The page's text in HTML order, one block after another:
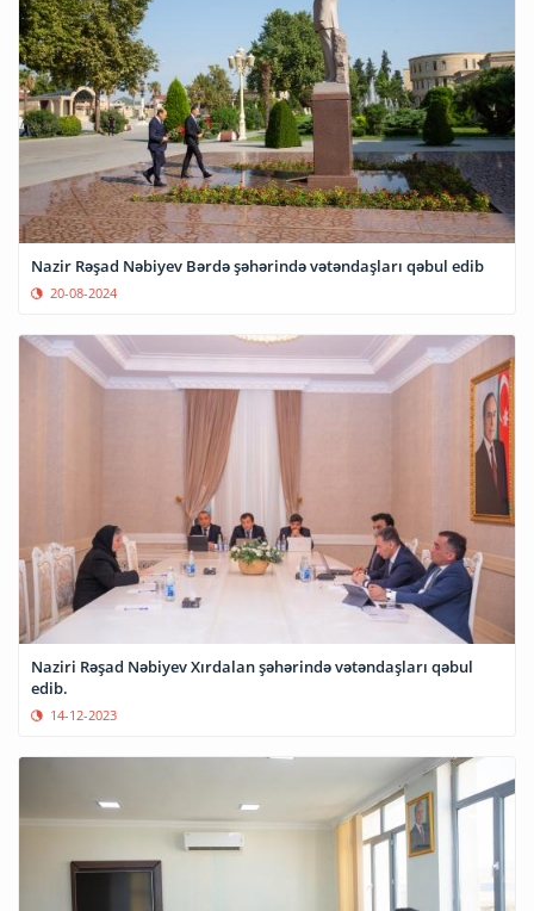
Nazir Rəşad Nəbiyev Bərdə şəhərində vətəndaşları qəbul edib
20-08-2024
Naziri Rəşad Nəbiyev Xırdalan şəhərində vətəndaşları qəbul
edib.
14-12-2023